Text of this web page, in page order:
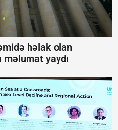
həlak olan
məlumat yaydı